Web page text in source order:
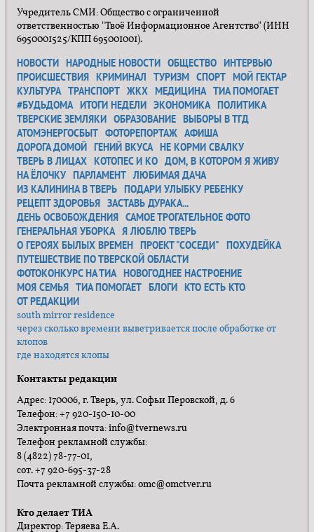
Учредитель СМИ: Общество с ограниченной
ответственностью "Твоё Информационное Агентство" (ИНН
6950001525/КПП 695001001).
НОВОСТИ НАРОДНЫЕ НОВОСТИ ОБЩЕСТВО
ИНТЕРВЬЮ
ПРОИСШЕСТВИЯ
КРИМИНАЛ ТУРИЗМ СПОРТ
МОЙ ГЕКТАР
КУЛЬТУРА ТРАНСПОРТ ЖКХ МЕДИЦИНА ТИА ПОМОГАЕТ
#БУДЬДОМА
ИТОГИ НЕДЕЛИ ЭКОНОМИКА
ПОЛИТИКА
ТВЕРСКИЕ ЗЕМЛЯКИ
ОБРАЗОВАНИЕ
ВЫБОРЫ В ТГД
АТОМЭНЕРГОСБЫТ ФОТОРЕПОРТАЖ АФИША
ДОРОГА ДОМОЙ
ГЕНИЙ ВКУСА
НЕ КОРМИ СВАЛКУ
ТВЕРЬ В ЛИЦАХ
КОТОПЕС И КО ДОМ, В КОТОРОМ Я ЖИВУ
НА ЁЛОЧКУ
ПАРЛАМЕНТ ЛЮБИМАЯ ДАЧА
ИЗ КАЛИНИНА В ТВЕРЬ
ПОДАРИ УЛЫБКУ РЕБЕНКУ
РЕЦЕПТ ЗДОРОВЬЯ
ЗАСТАВЬ ДУРАКА...
ДЕНЬ ОСВОБОЖДЕНИЯ
САМОЕ ТРОГАТЕЛЬНОЕ ФОТО
ГЕНЕРАЛЬНАЯ УБОРКА Я ЛЮБЛЮ ТВЕРЬ
О ГЕРОЯХ БЫЛЫХ ВРЕМЕН
ПРОЕКТ "СОСЕДИ"
ПОХУДЕЙКА
ПУТЕШЕСТВИЕ ПО ТВЕРСКОЙ ОБЛАСТИ
ФОТОКОНКУРС НА ТИА
НОВОГОДНЕЕ НАСТРОЕНИЕ
МОЯ СЕМЬЯ
ТИА ПОМОГАЕТ БЛОГИ
КТО ЕСТЬ КТО
ОТ РЕДАКЦИИ
south mirror residence
через сколько времени выветривается после обработке от
клопов
где находятся клопы
Контакты редакции
Адрес: 170006, г. Тверь, ул. Софьи Перовской, д. 6
Телефон: +7 920-150-10-00
Электронная почта: info@tvernews.ru
Телефон рекламной службы:
8 (4822) 78-77-01,
сот. +7 920-695-37-28
Почта рекламной службы: omc@omctver.ru
Кто делает ТИА
Директор: Теряева Е.А.